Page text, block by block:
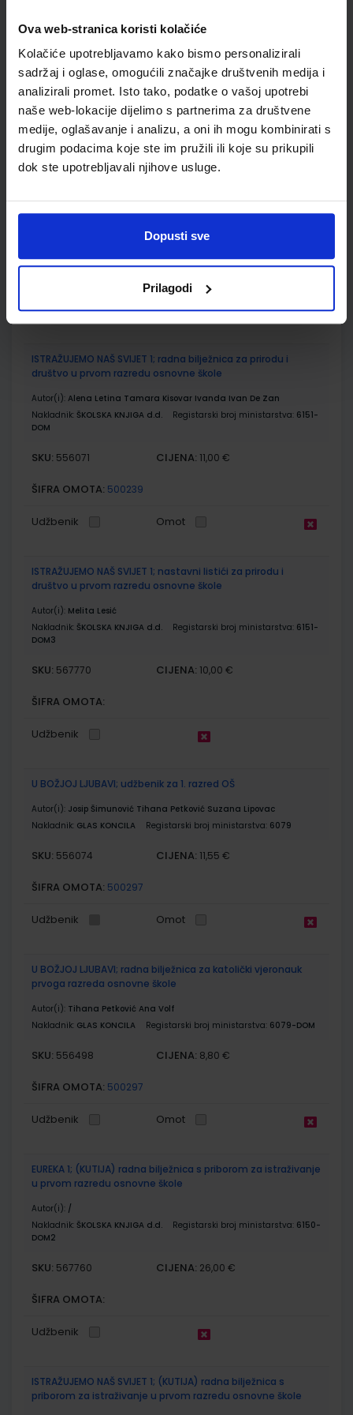
Ova web-stranica koristi kolačiće
Kolačiće upotrebljavamo kako bismo personalizirali
sadržaj i oglase, omogućili značajke društvenih medija i
analizirali promet. Isto tako, podatke o vašoj upotrebi
naše web-lokacije dijelimo s partnerima za društvene
medije, oglašavanje i analizu, a oni ih mogu kombinirati s
drugim podacima koje ste im pružili ili koje su prikupili
dok ste upotrebljavali njihove usluge.
Dopusti sve
Prilagodi
SKU:569793 CIJENA:10,00 €
ŠIFRA OMOTA:
Udžbenik
ISTRAŽUJEMO NAŠ SVIJET 1; udžbenik prirode i društva s
dodatnim digitalnim sadržajima u prvom razredu osnovne
škole
Autor(i):Alena Letina Tamara Kisovar Ivanda Ivan De Zan
Nakladnik:ŠKOLSKA KNJIGA d.d. Registarski broj ministarstva:6151
CIJENA:
Udžbenik Omot
ISTRAŽUJEMO NAŠ SVIJET 1; radna bilježnica za prirodu i
društvo u prvom razredu osnovne škole
Autor(i): Alena Letina Tamara Kisovar Ivanda Ivan De Zan
Nakladnik: ŠKOLSKA KNJIGA d.d. Registarski broj ministarstva: 6151-
DOM
SKU: 556071 CIJENA: 11,00 €
ŠIFRA OMOTA: 500239
Udžbenik Omot
ISTRAŽUJEMO NAŠ SVIJET 1; nastavni listići za prirodu i
društvo u prvom razredu osnovne škole
Autor(i): Melita Lesić
Nakladnik: ŠKOLSKA KNJIGA d.d. Registarski broj ministarstva: 6151-
DOM3
SKU: 567770 CIJENA: 10,00 €
ŠIFRA OMOTA:
Udžbenik
U BOŽJOJ LJUBAVI; udžbenik za 1. razred OŠ
Autor(i): Josip Šimunović Tihana Petković Suzana Lipovac
Nakladnik: GLAS KONCILA Registarski broj ministarstva: 6079
SKU: 556074 CIJENA: 11,55 €
ŠIFRA OMOTA: 500297
Udžbenik Omot
U BOŽJOJ LJUBAVI; radna bilježnica za katolički vjeronauk
prvoga razreda osnovne škole
Autor(i): Tihana Petković Ana Volf
Nakladnik: GLAS KONCILA Registarski broj ministarstva: 6079-DOM
SKU: 556498 CIJENA: 8,80 €
ŠIFRA OMOTA: 500297
Udžbenik Omot
EUREKA 1; (KUTIJA) radna bilježnica s priborom za istraživanje
u prvom razredu osnovne škole
Autor(i): /
Nakladnik: ŠKOLSKA KNJIGA d.d. Registarski broj ministarstva: 6150-
DOM2
SKU: 567760 CIJENA: 26,00 €
ŠIFRA OMOTA:
Udžbenik
ISTRAŽUJEMO NAŠ SVIJET 1; (KUTIJA) radna bilježnica s
priborom za istraživanje u prvom razredu osnovne škole